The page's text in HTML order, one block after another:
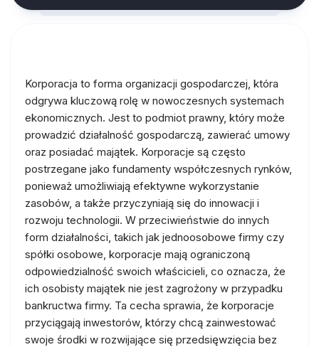
Korporacja to forma organizacji gospodarczej, która
odgrywa kluczową rolę w nowoczesnych systemach
ekonomicznych. Jest to podmiot prawny, który może
prowadzić działalność gospodarczą, zawierać umowy
oraz posiadać majątek. Korporacje są często
postrzegane jako fundamenty współczesnych rynków,
ponieważ umożliwiają efektywne wykorzystanie
zasobów, a także przyczyniają się do innowacji i
rozwoju technologii. W przeciwieństwie do innych
form działalności, takich jak jednoosobowe firmy czy
spółki osobowe, korporacje mają ograniczoną
odpowiedzialność swoich właścicieli, co oznacza, że
ich osobisty majątek nie jest zagrożony w przypadku
bankructwa firmy. Ta cecha sprawia, że korporacje
przyciągają inwestorów, którzy chcą zainwestować
swoje środki w rozwijające się przedsięwzięcia bez